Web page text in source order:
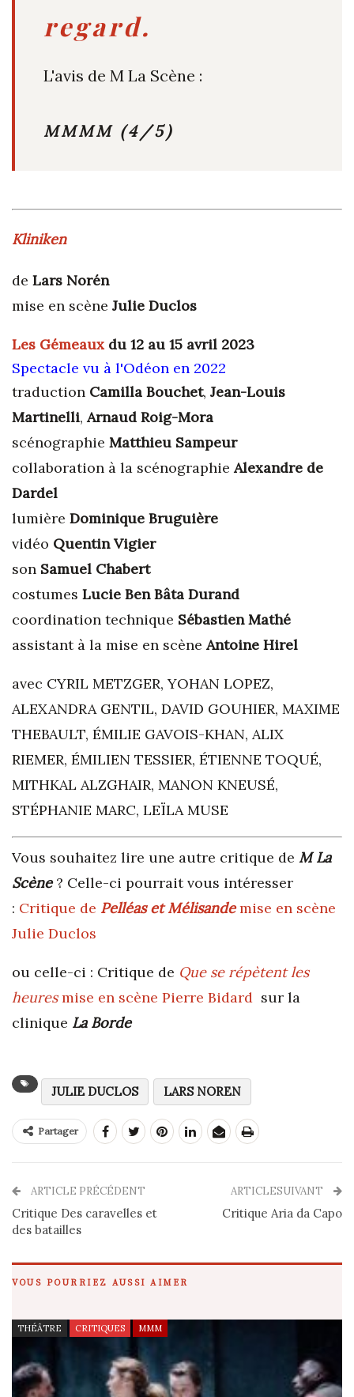
regard.
L'avis de M La Scène :
MMMM (4/5)
Kliniken
de Lars Norén
mise en scène Julie Duclos
Les Gémeaux du 12 au 15 avril 2023
Spectacle vu à l'Odéon en 2022
traduction Camilla Bouchet, Jean-Louis
Martinelli,Arnaud Roig-Mora
scénographie Matthieu Sampeur
collaboration à la scénographieAlexandre de
Dardel
lumière Dominique Bruguière
vidéo Quentin Vigier
son Samuel Chabert
costumes Lucie Ben Bâta Durand
coordination technique Sébastien Mathé
assistant à la mise en scèneAntoine Hirel
avec CYRIL METZGER, YOHAN LOPEZ,
ALEXANDRA GENTIL, DAVID GOUHIER, MAXIME
THEBAULT, ÉMILIE GAVOIS-KHAN, ALIX
RIEMER, ÉMILIEN TESSIER, ÉTIENNE TOQUÉ,
MITHKAL ALZGHAIR, MANON KNEUSÉ,
STÉPHANIE MARC, LEÏLA MUSE
Vous souhaitez lire une autre critique de M La
Scène? Celle-ci pourrait vous intéresser
: Critique de Pelléas et Mélisande mise en scène
Julie Duclos
ou celle-ci : Critique de Que se répètent les
heuresmise en scène Pierre Bidard sur la
clinique La Borde
JULIE DUCLOS LARS NOREN
Partager
ARTICLE PRÉCÉDENT
Critique Des caravelles et
des batailles
ARTICLESUIVANT
Critique Aria da Capo
VOUS POURRIEZ AUSSI AIMER
THÉÂTRE CRITIQUES MMM